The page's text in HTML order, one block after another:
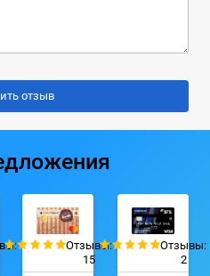
Отзывы:
15
Отзывы:
2